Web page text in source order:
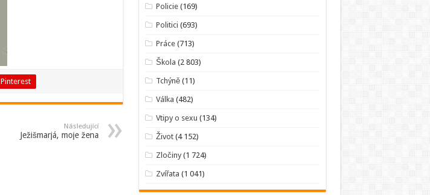
Pinterest
Následující
Ježišmarjá, moje žena
Policie (169)
Politici (693)
Práce (713)
Škola (2 803)
Tchýně (11)
Válka (482)
Vtipy o sexu (134)
Život (4 152)
Zločiny (1 724)
Zvířata (1 041)